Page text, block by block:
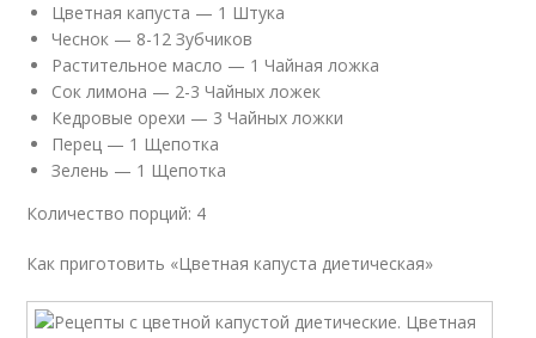
Цветная капуста — 1 Штука
Чеснок — 8-12 Зубчиков
Растительное масло — 1 Чайная ложка
Сок лимона — 2-3 Чайных ложек
Кедровые орехи — 3 Чайных ложки
Перец — 1 Щепотка
Зелень — 1 Щепотка
Количество порций: 4
Как приготовить «Цветная капуста диетическая»